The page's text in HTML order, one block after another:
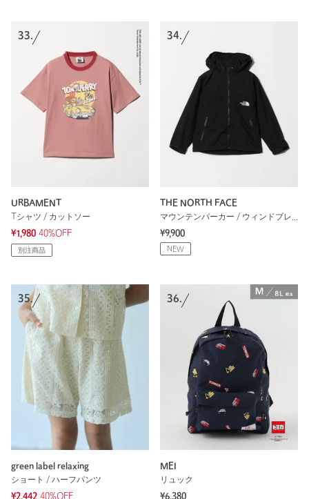
33.
URBAMENT
Tシャツ / カットソー
¥1,980 40%OFF
別注商品
34.
THE NORTH FACE
マウンテンパーカー / ウィンドブレーカー
¥9,900
NEW
35.
green label relaxing
ショート / ハーフパンツ
¥2,442 40%OFF
36.
MEI
リュック
¥6,380